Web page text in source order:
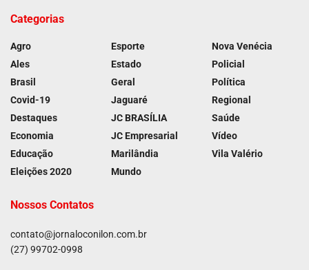
Categorias
Agro
Ales
Brasil
Covid-19
Destaques
Economia
Educação
Eleições 2020
Esporte
Estado
Geral
Jaguaré
JC BRASÍLIA
JC Empresarial
Marilândia
Mundo
Nova Venécia
Policial
Política
Regional
Saúde
Vídeo
Vila Valério
Nossos Contatos
contato@jornaloconilon.com.br
(27) 99702-0998